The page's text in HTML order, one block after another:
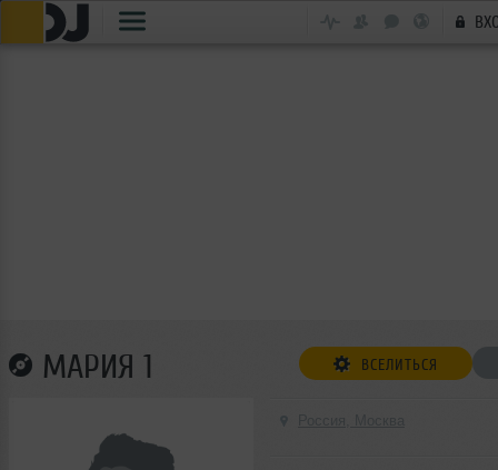
МАРИЯ 1 ВСЕЛИТЬСЯ